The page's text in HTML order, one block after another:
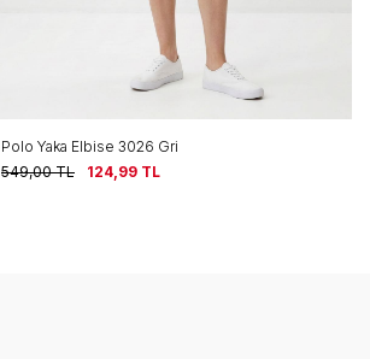
Polo Yaka Elbise 3026 Gri
549,00TL 124,99 TL